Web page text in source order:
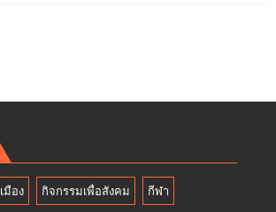
มือง กิจกรรมเพื่อสังคม กีฬา